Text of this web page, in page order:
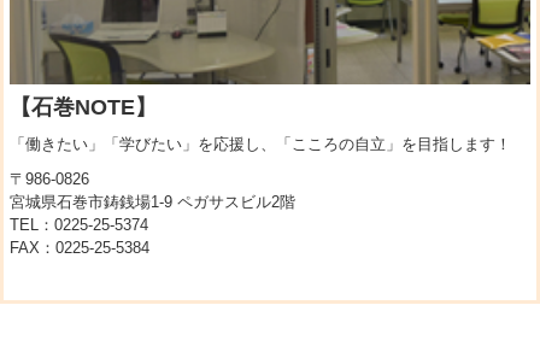
【石巻NOTE】
「働きたい」「学びたい」を応援し、「こころの自立」を目指します！
〒986-0826
宮城県石巻市鋳銭場1-9 ペガサスビル2階
TEL：0225-25-5374
FAX：0225-25-5384